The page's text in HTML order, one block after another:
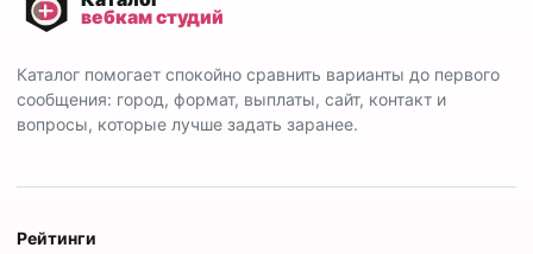
Каталог помогает спокойно сравнить варианты до первого
сообщения: город, формат, выплаты, сайт, контакт и
вопросы, которые лучше задать заранее.
Рейтинги